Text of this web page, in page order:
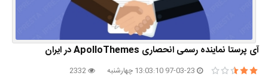
آی پرستا نماینده رسمی انحصاری ApolloThemes در ایران